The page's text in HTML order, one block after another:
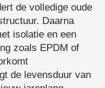
de volledige oude
Daarna
isolatie en een
zoals EPDM of
de levensduur van